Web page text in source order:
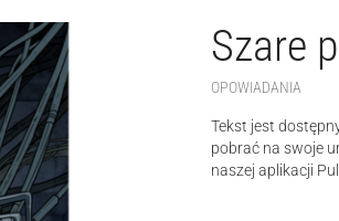
Szare
OPOWIADANIA
Tekst jest
pobrać na swoje
naszej aplikacji